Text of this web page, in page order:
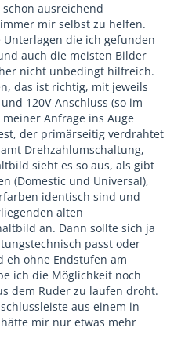
ausreichend
mir selbst zu helfen.
die ich gefunden
auch die meisten Bilder
nicht unbedingt hilfreich.
das ist richtig, mit jeweils
120V-Anschluss (so im
Anfrage ins Auge
der primärseitig verdrahtet
Drehzahlumschaltung,
sieht es so aus, als gibt
(Domestic und Universal),
identisch sind und
alten
an. Dann sollte sich ja
passt oder
eh ohne Endstufen am
ich die Möglichkeit noch
dem Ruder zu laufen droht.
aus einem in
mir nur etwas mehr